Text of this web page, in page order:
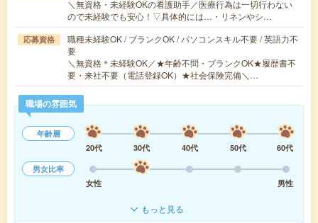
＼無資格・未経験OKの看護助手／医療行為は一切行わない
ので未経験でも安心！▽具体的には…・リネンやシ…
応募資格
職種未経験OK / ブランクOK / パソコンスキル不要 / 英語力不
要
＼無資格＊未経験OK／★年齢不問・ブランクOK★履歴書不
要・来社不要（電話登録OK）★社会保険完備＼…
職場の雰囲気
年齢層
20代
30代 40代 50代
60代
男女比率
女性
男性
もっと見る